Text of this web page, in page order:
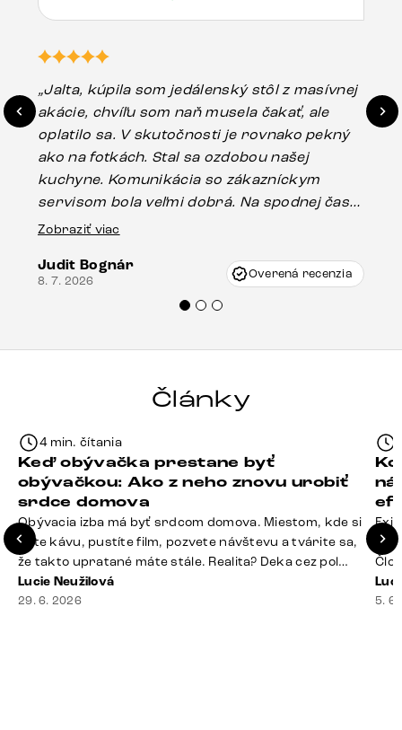
„Jalta, kúpila som jedálenský stôl z masívnej
akácie, chvíľu som naň musela čakať, ale
oplatilo sa. V skutočnosti je rovnako pekný
ako na fotkách. Stal sa ozdobou našej
kuchyne. Komunikácia so zákazníckym
servisom bola veľmi dobrá. Na spodnej časti
stola bolo malé poškodenie, pravdepodobne
Vincze pri riešení mojej záležitosti pristúpili
veľmi korektne. Odporúčam produkty Delife
Zobraziť viac
Judit Bognár
8. 7. 2026 Overená recenzia
Články
4 min. čítania
Keď obývačka prestane byť
obývačkou: Ako z neho znovu urobiť
srdce domova
Obývacia izba má byť srdcom domova. Miestom, kde si
dáte kávu, pustíte film, pozvete návštevu a tvárite sa,
že takto upratané máte stále. Realita? Deka cez pol
sedačky, ovládač záhadne zmizol, konferenčný stolík
slúži ako odkladisko všetkého od účteniek po balzam
Lucie Neužilová
29. 6. 2026
si
5.